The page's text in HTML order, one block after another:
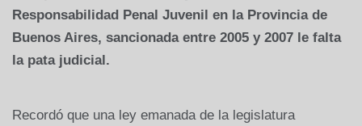
Responsabilidad Penal Juvenil en la Provincia de
Buenos Aires, sancionada entre 2005 y 2007 le falta
la pata judicial.
Recordó que una ley emanada de la legislatura